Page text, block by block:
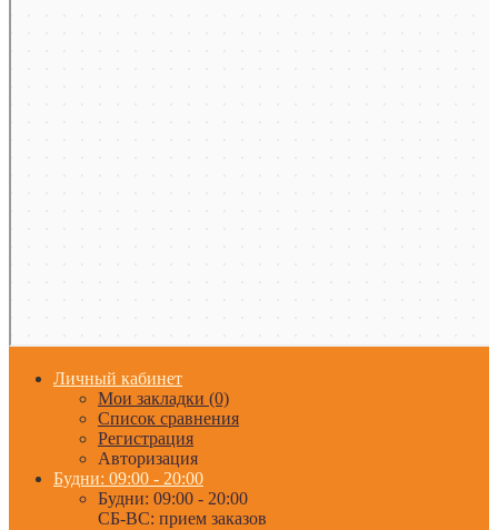
Личный кабинет
Мои закладки (0)
Список сравнения
Регистрация
Авторизация
Будни: 09:00 - 20:00
Будни: 09:00 - 20:00
СБ-ВС: прием заказов